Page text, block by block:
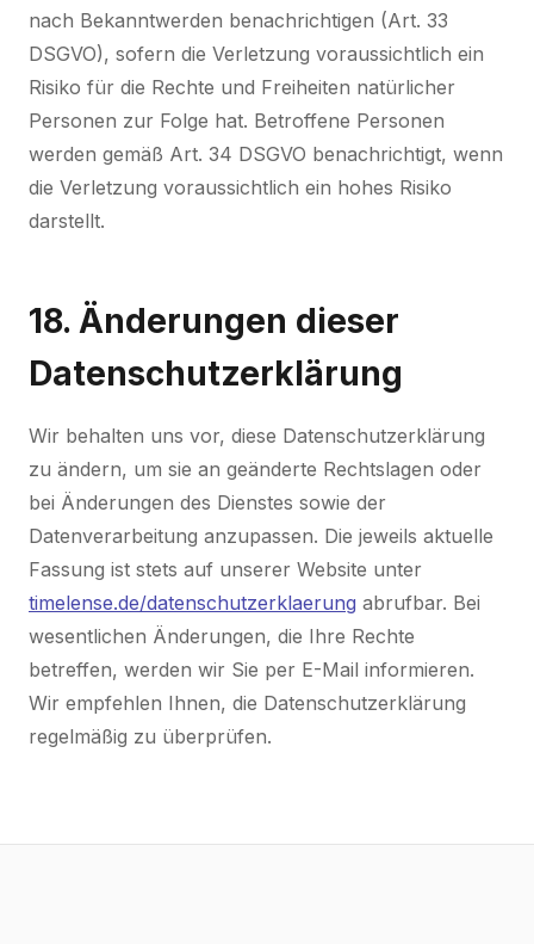
nach Bekanntwerden benachrichtigen (Art. 33
DSGVO), sofern die Verletzung voraussichtlich ein
Risiko für die Rechte und Freiheiten natürlicher
Personen zur Folge hat. Betroffene Personen
werden gemäß Art. 34 DSGVO benachrichtigt, wenn
die Verletzung voraussichtlich ein hohes Risiko
darstellt.
18. Änderungen dieser
Datenschutzerklärung
Wir behalten uns vor, diese Datenschutzerklärung
zu ändern, um sie an geänderte Rechtslagen oder
bei Änderungen des Dienstes sowie der
Datenverarbeitung anzupassen. Die jeweils aktuelle
Fassung ist stets auf unserer Website unter
timelense.de/datenschutzerklaerung abrufbar. Bei
wesentlichen Änderungen, die Ihre Rechte
betreffen, werden wir Sie per E-Mail informieren.
Wir empfehlen Ihnen, die Datenschutzerklärung
regelmäßig zu überprüfen.